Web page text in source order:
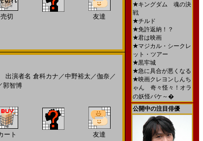
売切 友達
演者名 倉科カナ ／中野裕太 ／伽奈 ／
郭智博
ート 友達
★キングダム 魂の決
戦
★チルド
★免許返納！？
★君は映画
★マジカル・シークレ
ット・ツアー
★黒牢城
★急に具合が悪くなる
★映画クレヨンしんち
ゃん 奇々怪々！オラ
の妖怪バケ～�
公開中の注目俳優